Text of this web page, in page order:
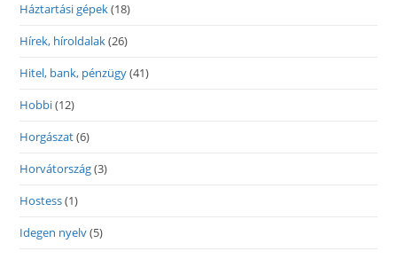
Háztartási gépek(18)
Hírek, híroldalak(26)
Hitel, bank, pénzügy(41)
Hobbi(12)
Horgászat(6)
Horvátország(3)
Hostess(1)
Idegen nyelv(5)